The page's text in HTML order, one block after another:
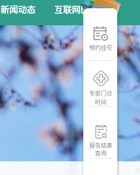
预约挂号
专家门诊
时间
报告结果
查询
新闻动态 互联网医院